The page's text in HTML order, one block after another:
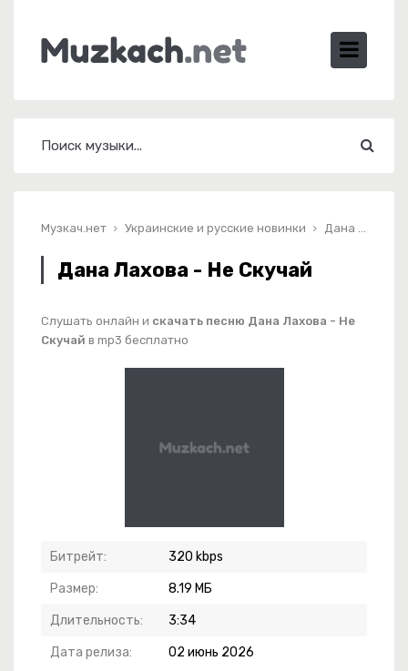
Музкач.нет Украинские и русские новинки Дана Лахова - Не Скучай
Дана Лахова - Не Скучай
Слушать онлайн и скачать песню Дана Лахова - Не
Скучай в mp3 бесплатно
Битрейт: 320 kbps
Размер: 8.19 МБ
Длительность: 3:34
Дата релиза: 02 июнь 2026
Хочу Кричать